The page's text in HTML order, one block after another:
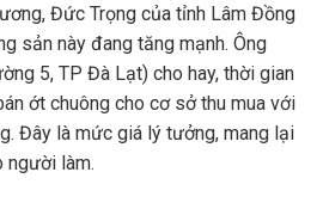
Đức Trọng của tỉnh Lâm Đồng
sản này đang tăng mạnh. Ông
5, TP Đà Lạt) cho hay, thời gian
ớt chuông cho cơ sở thu mua với
Đây là mức giá lý tưởng, mang lại
người làm.